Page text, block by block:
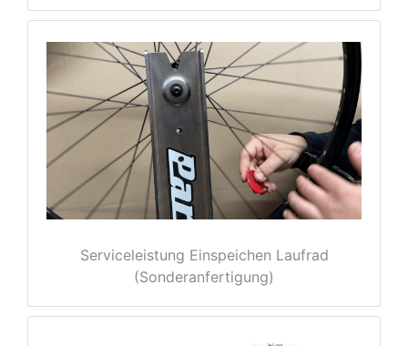
Serviceleistung Einspeichen Laufrad
(Sonderanfertigung)